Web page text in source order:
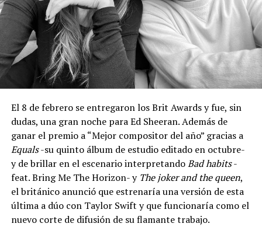
El 8 de febrero se entregaron los Brit Awards y fue, sin
dudas, una gran noche para Ed Sheeran. Además de
ganar el premio a “Mejor compositor del año” gracias a
Equals-su quinto álbum de estudio editado en octubre-
y de brillar en el escenario interpretandoBad habits-
feat. Bring Me The Horizon- y The joker and the queen,
el británico anunció que estrenaría una versión de esta
última a dúo con Taylor Swift y que funcionaría como el
nuevo corte de difusión de su flamante trabajo.